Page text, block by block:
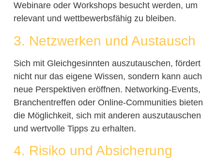
Webinare oder Workshops besucht werden, um
relevant und wettbewerbsfähig zu bleiben.
3. Netzwerken und Austausch
Sich mit Gleichgesinnten auszutauschen, fördert
nicht nur das eigene Wissen, sondern kann auch
neue Perspektiven eröffnen. Networking-Events,
Branchentreffen oder Online-Communities bieten
die Möglichkeit, sich mit anderen auszutauschen
und wertvolle Tipps zu erhalten.
4. Risiko und Absicherung